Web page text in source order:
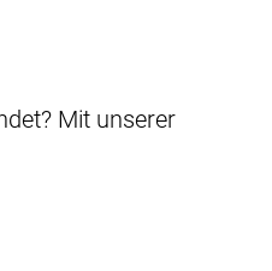
Mit unserer